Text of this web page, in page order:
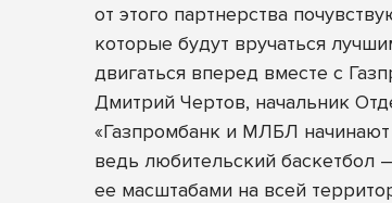
от этого партнерства
которые будут вручаться
двигаться вперед вместе с
Дмитрий Чертов, начальник
«Газпромбанк и МЛБЛ
ведь любительский баскетбол
ее масштабами на всей